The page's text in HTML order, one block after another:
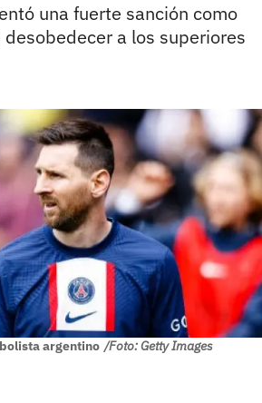
una fuerte sanción como
a los superiores
argentino /Foto: Getty Images